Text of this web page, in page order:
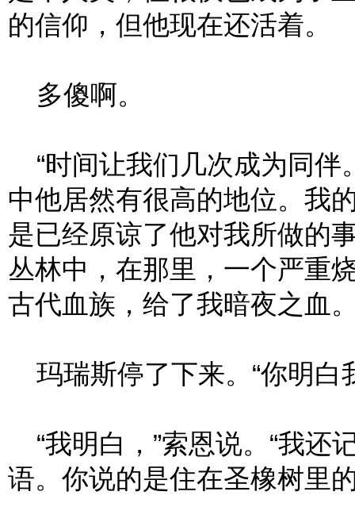
的信仰，但他现在还活着。
多傻啊。
“时间让我们几次成为同伴
中他居然有很高的地位。我
是已经原谅了他对我所做
丛林中，在那里，一个严重
古代血族，给了我暗夜之血
玛瑞斯停了下来。“你明白
“我明白，”索恩说。“我还
语。你说的是住在圣橡树里